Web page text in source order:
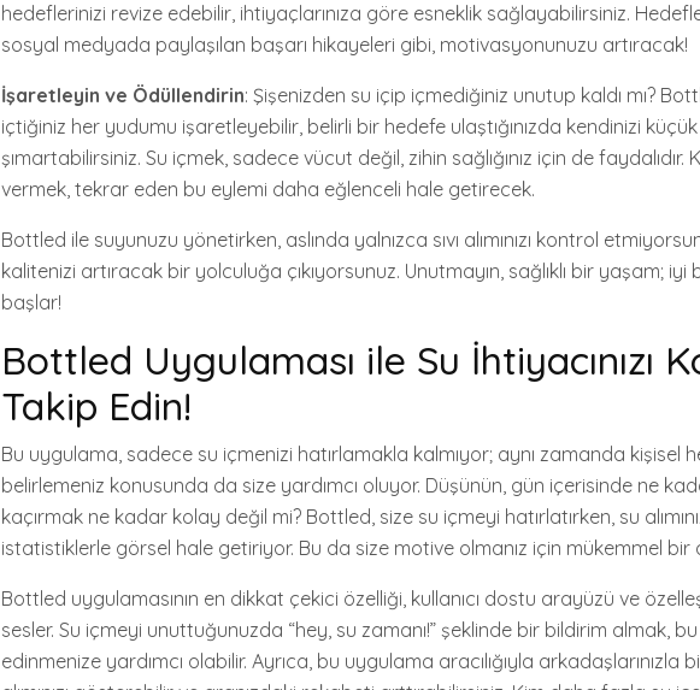
hedeflerinizi revize edebilir, ihtiyaçlarınıza göre esneklik sağlayabilirsiniz.
sosyal medyada paylaşılan başarı hikayeleri gibi, motivasyonunuzu artıracak!
İşaretleyin ve Ödüllendirin: Şişenizden su içip içmediğiniz unutup kaldı mı?
içtiğiniz her yudumu işaretleyebilir, belirli bir hedefe ulaştığınızda kendinizi
şımartabilirsiniz. Su içmek, sadece vücut değil, zihin sağlığınız için de faydalıdır.
vermek, tekrar eden bu eylemi daha eğlenceli hale getirecek.
Bottled ile suyunuzu yönetirken, aslında yalnızca sıvı alımınızı kontrol
kalitenizi artıracak bir yolculuğa çıkıyorsunuz. Unutmayın, sağlıklı bir yaşam;
başlar!
Bottled Uygulaması ile Su İhtiyacınızı
Takip Edin!
Bu uygulama, sadece su içmenizi hatırlamakla kalmıyor; aynı zamanda kişisel
belirlemeniz konusunda da size yardımcı oluyor. Düşünün, gün içerisinde ne
kaçırmak ne kadar kolay değil mi? Bottled, size su içmeyi hatırlatırken, su
istatistiklerle görsel hale getiriyor. Bu da size motive olmanız için mükemmel bir
Bottled uygulamasının en dikkat çekici özelliği, kullanıcı dostu arayüzü ve
sesler. Su içmeyi unuttuğunuzda “hey, su zamanı!” şeklinde bir bildirim almak, bu
edinmenize yardımcı olabilir. Ayrıca, bu uygulama aracılığıyla arkadaşlarınızla